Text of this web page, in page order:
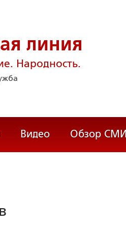
линия
Народность.
Видео Обзор СМИ